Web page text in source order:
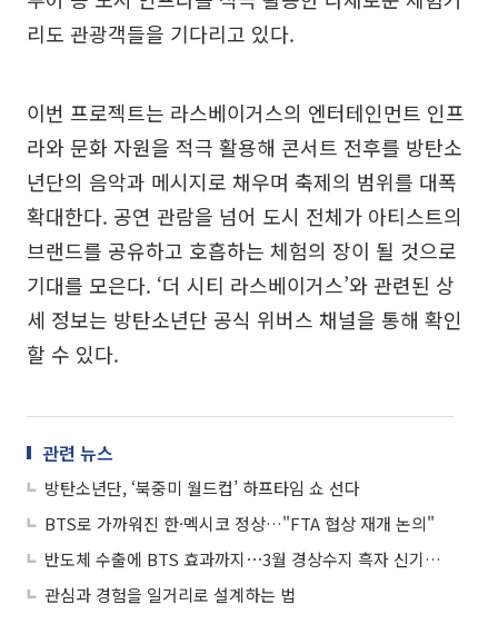
리도 관광객들을 기다리고 있다.
이번 프로젝트는 라스베이거스의 엔터테인먼트 인프
라와 문화 자원을 적극 활용해 콘서트 전후를 방탄소
년단의 음악과 메시지로 채우며 축제의 범위를 대폭
확대한다. 공연 관람을 넘어 도시 전체가 아티스트의
브랜드를 공유하고 호흡하는 체험의 장이 될 것으로
기대를 모은다. ‘더 시티 라스베이거스’와 관련된 상
세 정보는 방탄소년단 공식 위버스 채널을 통해 확인
할 수 있다.
관련 뉴스
방탄소년단, ‘북중미 월드컵’ 하프타임 쇼 선다
BTS로 가까워진 한·멕시코 정상…"FTA 협상 재개 논의"
반도체 수출에 BTS 효과까지⋯3월 경상수지 흑자 신기록 다시 썼다
관심과 경험을 일거리로 설계하는 법